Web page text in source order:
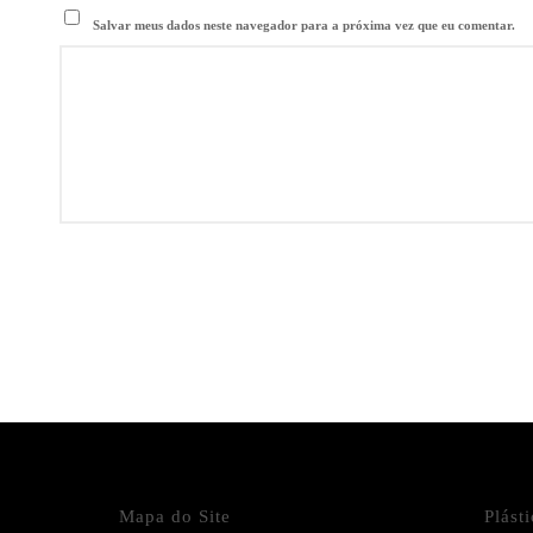
Salvar meus dados neste navegador para a próxima vez que eu comentar.
Mapa do Site